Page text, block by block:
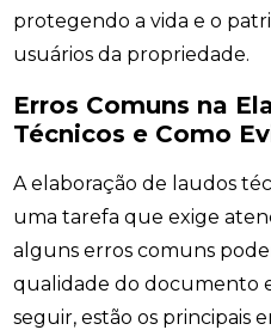
protegendo a vida e o
usuários da propriedade.
Erros Comuns na
Técnicos e Como
A elaboração de laudos
uma tarefa que exige
alguns erros comuns
qualidade do documento
seguir, estão os principais